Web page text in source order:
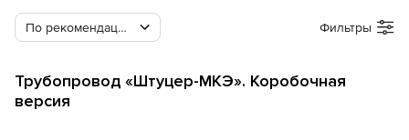
По рекомендации Softline Фильтры
Трубопровод «Штуцер-МКЭ». Коробочная
версия